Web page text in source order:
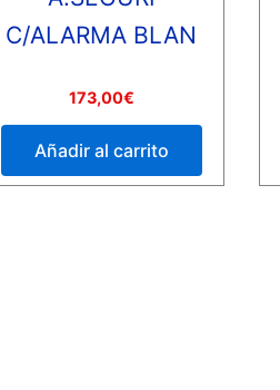
C/ALARMA BLAN
Valorado
0
173,00€
Añadir al carrito